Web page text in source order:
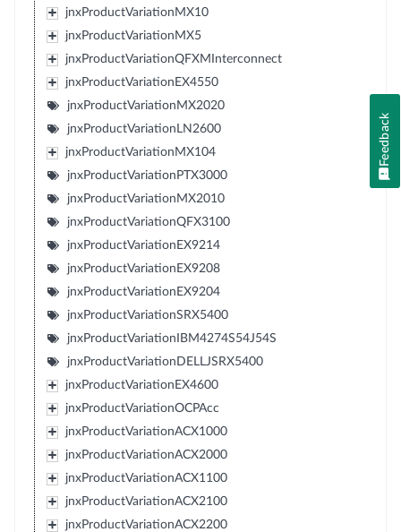
jnxProductVariationMX10
jnxProductVariationMX5
jnxProductVariationQFXMInterconnect
jnxProductVariationEX4550
jnxProductVariationMX2020
jnxProductVariationLN2600
jnxProductVariationMX104
jnxProductVariationPTX3000
jnxProductVariationMX2010
jnxProductVariationQFX3100
jnxProductVariationEX9214
jnxProductVariationEX9208
jnxProductVariationEX9204
jnxProductVariationSRX5400
jnxProductVariationIBM4274S54J54S
jnxProductVariationDELLJSRX5400
jnxProductVariationEX4600
jnxProductVariationOCPAcc
jnxProductVariationACX1000
jnxProductVariationACX2000
jnxProductVariationACX1100
jnxProductVariationACX2100
jnxProductVariationACX2200
Feedback